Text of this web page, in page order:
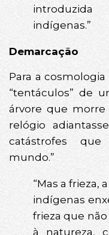
indígenas.”
Demarcação
Para a
“tentáculos” de
árvore que
relógio
catástrofes
mundo.”
“Mas a frieza,
indígenas
frieza que
à natureza,